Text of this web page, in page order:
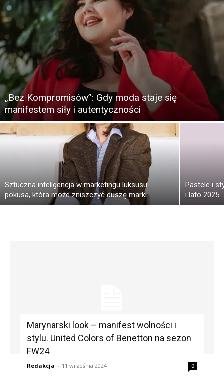
„Bez Kompromisów”: Gdy moda staje się
manifestem siły i autentyczności
Sztuczna inteligencja w marketingu luksusu:
pokusa, która może zniszczyć duszę marki
Pastele i
i lato 2025
Marynarski look – manifest wolności i
stylu. United Colors of Benetton na sezon
FW24
Redakcja - 11 września 2024 0